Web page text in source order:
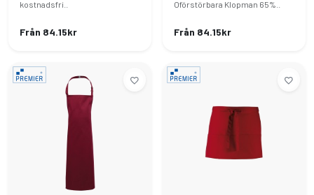
kostnadsfri..
Från 84.15kr
Oförstörbara Klopman 65%..
Från 84.15kr